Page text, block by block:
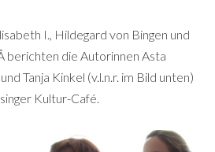
I., Hildegard von Bingen und
berichten die Autorinnen Asta
Tanja Kinkel (v.l.n.r. im Bild unten)
Kultur-Café.